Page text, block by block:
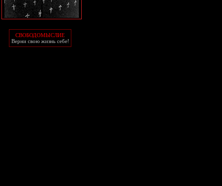
СВОБОДОМЫСЛИЕ
Верни свою жизнь себе!